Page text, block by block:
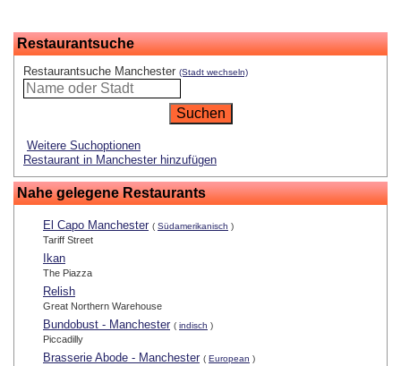
Restaurantsuche
Restaurantsuche Manchester (Stadt wechseln)
Weitere Suchoptionen
Restaurant in Manchester hinzufügen
Nahe gelegene Restaurants
El Capo Manchester ( Südamerikanisch )
Tariff Street
Ikan
The Piazza
Relish
Great Northern Warehouse
Bundobust - Manchester ( indisch )
Piccadilly
Brasserie Abode - Manchester ( European )